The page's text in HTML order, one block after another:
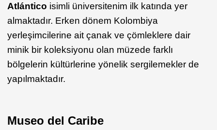
Atlántico isimli üniversitenim ilk katında yer
almaktadır. Erken dönem Kolombiya
yerleşimcilerine ait çanak ve çömleklere dair
minik bir koleksiyonu olan müzede farklı
bölgelerin kültürlerine yönelik sergilemekler de
yapılmaktadır.
Museo del Caribe